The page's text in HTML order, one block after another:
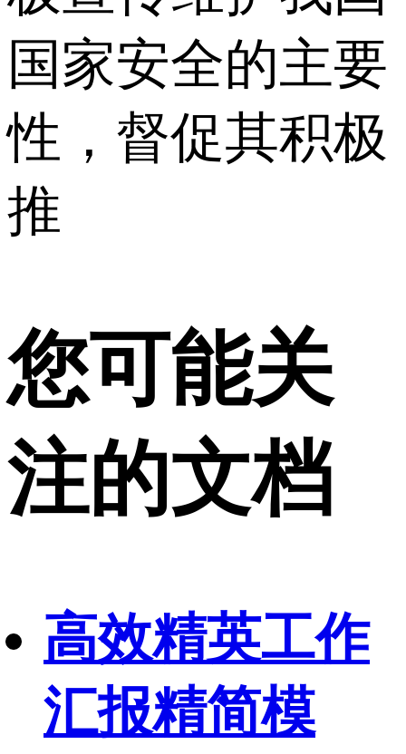
国家安全的主要
性，督促其积极
推
您可能关
注的文档
高效精英工作
汇报精简模